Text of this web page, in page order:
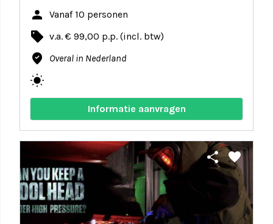
person Vanaf 10 personen
local_offer v.a. € 99,00 p.p. (incl. btw)
where_to_vote Overal in Nederland
wb_sunny
Informatie aanvragen
share favorite